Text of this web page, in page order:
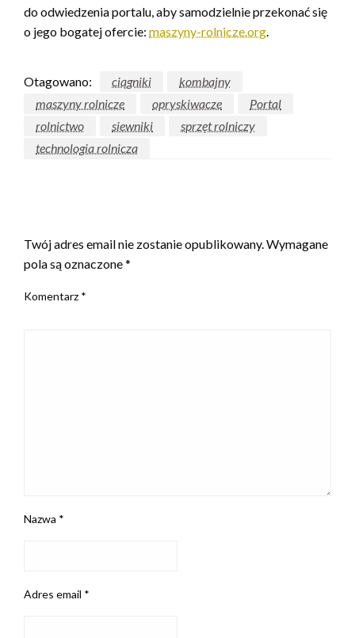
do odwiedzenia portalu, aby samodzielnie przekonać się
o jego bogatej ofercie: maszyny-rolnicze.org.
Otagowano: ciągniki
kombajny
maszyny rolnicze
opryskiwacze
Portal
rolnictwo
siewniki
sprzęt rolniczy
technologia rolnicza
Twój adres email nie zostanie opublikowany. Wymagane
pola są oznaczone*
Komentarz *
Nazwa *
Adres email *